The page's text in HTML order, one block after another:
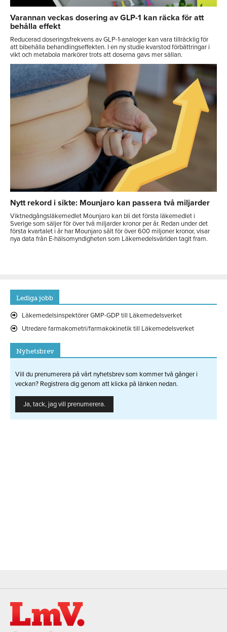
Varannan veckas dosering av GLP-1 kan räcka för att
behålla effekt
Reducerad doseringsfrekvens av GLP-1-analoger kan vara tillräcklig för
att bibehålla behandlingseffekten. I en ny studie kvarstod förbättringar i
vikt och metabola markörer trots att doserna gavs mer sällan.
Nytt rekord i sikte: Mounjaro kan passera två miljarder
Viktnedgångsläkemedlet Mounjaro kan bli det första läkemedlet i
Sverige som säljer för över två miljarder kronor per år. Redan under det
första kvartalet i år har Mounjaro sålt för över 600 miljoner kronor, visar
nya data från E-hälsomyndigheten som Läkemedelsvärlden tagit fram.
Lediga jobb
Läkemedelsinspektörer GMP-GDP till Läkemedelsverket
Utredare farmakometri/farmakokinetik till Läkemedelsverket
Nyhetsbrev
Vill du prenumerera på vårt nyhetsbrev som kommer två gånger i
veckan? Registrera dig genom att klicka på länken nedan.
Ja, tack, jag vill prenumerera.